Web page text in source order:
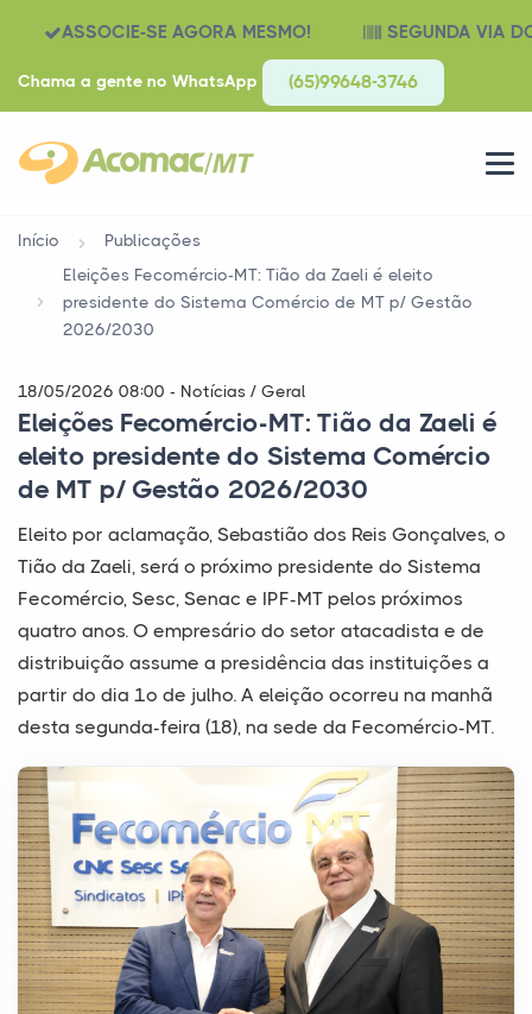
ASSOCIE-SE AGORA MESMO! SEGUNDA VIA
Chama a gente no WhatsApp (65)99648-3746
Início
Publicações
Eleições Fecomércio-MT: Tião da Zaeli é eleito
presidente do Sistema Comércio de MT p/ Gestão
2026/2030
18/05/2026 08:00 - Notícias / Geral
Eleições Fecomércio-MT: Tião da Zaeli é
eleito presidente do Sistema Comércio
de MT p/ Gestão 2026/2030
Eleito por aclamação, Sebastião dos Reis Gonçalves, o
Tião da Zaeli, será o próximo presidente do Sistema
Fecomércio, Sesc, Senac e IPF-MT pelos próximos
quatro anos. O empresário do setor atacadista e de
distribuição assume a presidência das instituições a
partir do dia 1º de julho. A eleição ocorreu na manhã
desta segunda-feira (18), na sede da Fecomércio-MT.